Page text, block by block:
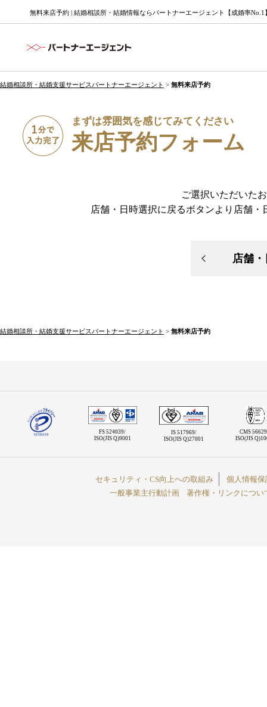
無料来店予約 | 結婚相談所・結婚情報ならパートナーエージェント【成婚率No.1
結婚相談所・結婚支援サービスパートナーエージェント > 無料来店予約
まずは雰囲気を感じてみてください
来店予約フォーム
ご選択いただいた
店舗・日時選択に戻るボタンより店舗
店舗
結婚相談所・結婚支援サービスパートナーエージェント > 無料来店予約
FS 524039/
ISO(JIS Q)9001
IS 517969/
ISO(JIS Q)27001
CMS
ISO(JIS
セキュリティ・CS向上への取組み
個人情報保
一般事業主行動計画
著作権・リンクについ